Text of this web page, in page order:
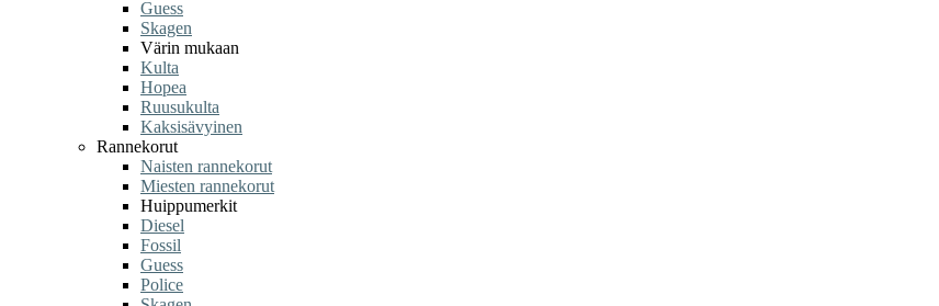
Guess
Skagen
Värin mukaan
Kulta
Hopea
Ruusukulta
Kaksisävyinen
Rannekorut
Naisten rannekorut
Miesten rannekorut
Huippumerkit
Diesel
Fossil
Guess
Police